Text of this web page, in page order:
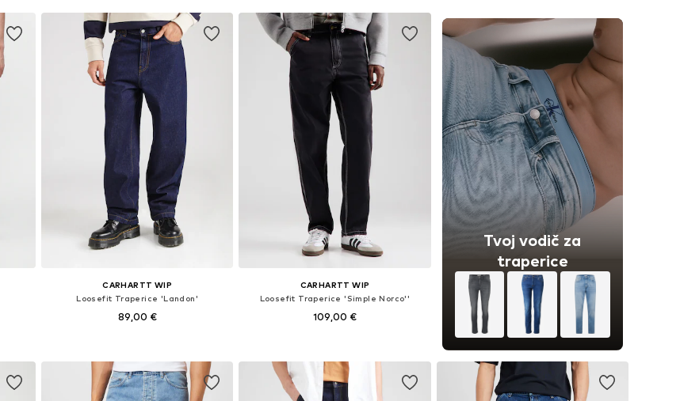
Dodaj u košaricu Dodaj u košaricu Dodaj u košaricu
CARHARTT WIP
Loosefit Traperice 'Landon'
89,00 €
Dodaj u košaricu
CARHARTT WIP
Loosefit Traperice 'Simple Norco''
109,00 €
Dodaj u košaricu
Tvoj vodič za
traperice